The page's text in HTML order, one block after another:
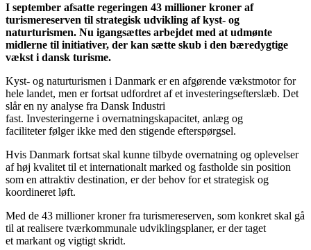
I september afsatte regeringen 43 millioner kroner af
turismereserven til strategisk udvikling af kyst- og
naturturismen. Nu igangsættes arbejdet med at udmønte
midlerne til initiativer, der kan sætte skub i den bæredygtige
vækst i dansk turisme.
Kyst- og naturturismen i Danmark er en afgørende vækstmotor for
hele landet, men er fortsat udfordret af et investeringsefterslæb. Det
slår en ny analyse fra Dansk Industri
fast. Investeringerne i overnatningskapacitet, anlæg og
faciliteter følger ikke med den stigende efterspørgsel.
Hvis Danmark fortsat skal kunne tilbyde overnatning og oplevelser
af høj kvalitet til et internationalt marked og fastholde sin position
som en attraktiv destination, er der behov for et strategisk og
koordineret løft.
Med de 43 millioner kroner fra turismereserven, som konkret skal gå
til at realisere tværkommunale udviklingsplaner, er der taget
et markant og vigtigt skridt.